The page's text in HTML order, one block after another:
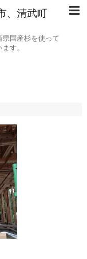
、清武町
国産杉を使って
す。